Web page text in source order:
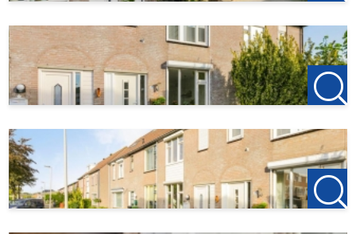
De onderhoudsvriendelijke achtertuin, aangelegd in 2017,
is gelegen op het noorden en voorzien van bestrating,
plantenborders en een overkapping.
Daarnaast beschikt de woning over een vrijstaande stenen
dubbele poort.
Kenmerken: